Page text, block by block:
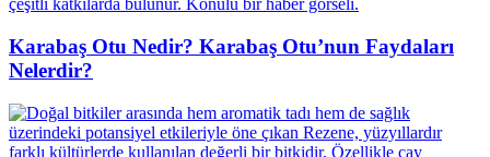
Karabaş Otu Nedir? Karabaş Otu’nun Faydaları
Nelerdir?